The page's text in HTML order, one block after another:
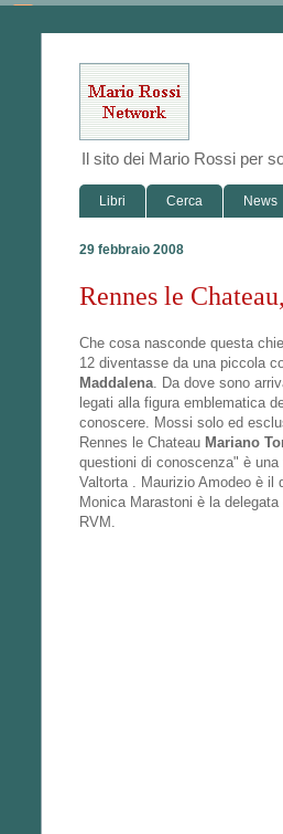
Il sito dei Mario Rossi per
Libri Cerca News
29 febbraio 2008
Rennes le
Che cosa nasconde questa
12 diventasse da una piccola
Maddalena . Da dove sono
legati alla figura emblematica
conoscere. Mossi solo ed
Rennes le Chateau Mariano
questioni di conoscenza" è
Valtorta . Maurizio Amodeo è il
Monica Marastoni è la
RVM.